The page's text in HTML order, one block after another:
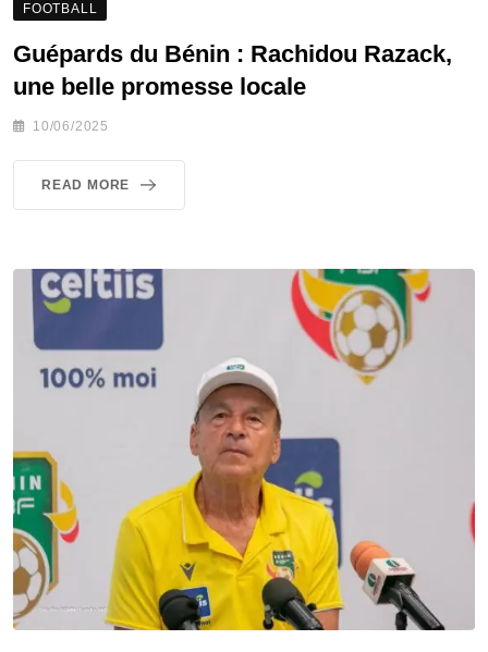
FOOTBALL
Guépards du Bénin : Rachidou Razack,
une belle promesse locale
10/06/2025
READ MORE